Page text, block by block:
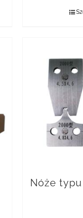
Nóże